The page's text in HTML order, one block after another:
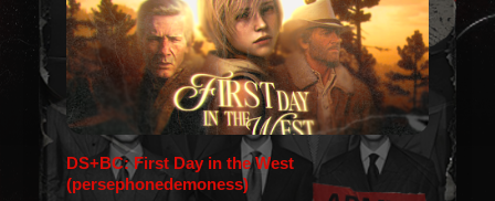
DS+BC: First Day in the West
(persephonedemoness)